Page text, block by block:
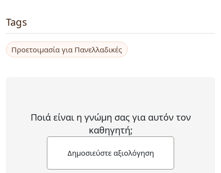
Tags
Προετοιμασία για Πανελλαδικές
Ποιά είναι η γνώμη σας για αυτόν τον
καθηγητή;
Δημοσιεύστε αξιολόγηση